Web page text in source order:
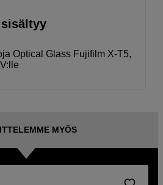
Optical Glass Fujifilm X-T5,
MYÖS